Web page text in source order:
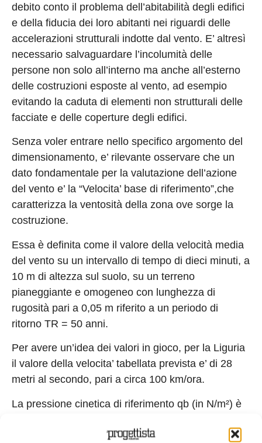
debito conto il problema dell’abitabilità degli edifici
e della fiducia dei loro abitanti nei riguardi delle
accelerazioni strutturali indotte dal vento. E’ altresì
necessario salvaguardare l’incolumità delle
persone non solo all’interno ma anche all’esterno
delle costruzioni esposte al vento, ad esempio
evitando la caduta di elementi non strutturali delle
facciate e delle coperture degli edifici.
Senza voler entrare nello specifico argomento del
dimensionamento, e’ rilevante osservare che un
dato fondamentale per la valutazione dell’azione
del vento e’ la “Velocita’ base di riferimento”,che
caratterizza la ventosità della zona ove sorge la
costruzione.
Essa è definita come il valore della velocità media
del vento su un intervallo di tempo di dieci minuti, a
10 m di altezza sul suolo, su un terreno
pianeggiante e omogeneo con lunghezza di
rugosità pari a 0,05 m riferito a un periodo di
ritorno TR = 50 anni.
Per avere un’idea dei valori in gioco, per la Liguria
il valore della velocita’ tabellata prevista e’ di 28
metri al secondo, pari a circa 100 km/ora.
La pressione cinetica di riferimento qb (in N/m²) è